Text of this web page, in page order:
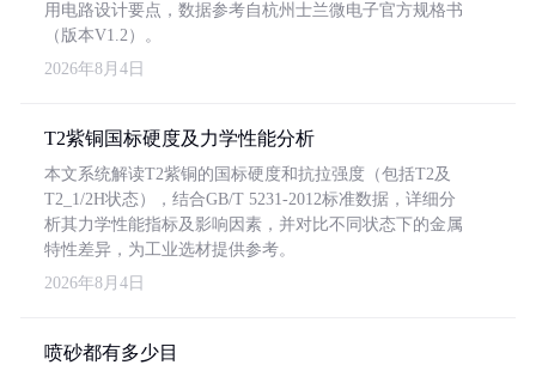
用电路设计要点，数据参考自杭州士兰微电子官方规格书
（版本V1.2）。
2026年8月4日
T2紫铜国标硬度及力学性能分析
本文系统解读T2紫铜的国标硬度和抗拉强度（包括T2及
T2_1/2H状态），结合GB/T 5231-2012标准数据，详细分
析其力学性能指标及影响因素，并对比不同状态下的金属
特性差异，为工业选材提供参考。
2026年8月4日
喷砂都有多少目